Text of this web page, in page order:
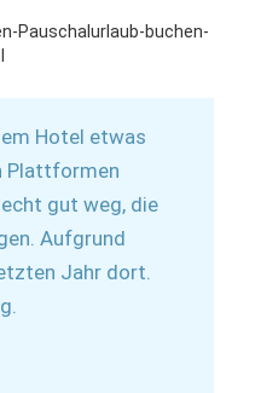
Pauschalurlaub-buchen-
Hotel etwas
Plattformen
gut weg, die
Aufgrund
Jahr dort.